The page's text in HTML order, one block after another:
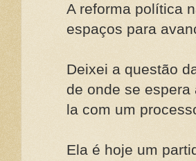
A reforma política
espaços para
Deixei a questão
de onde se espera
la com um
Ela é hoje um